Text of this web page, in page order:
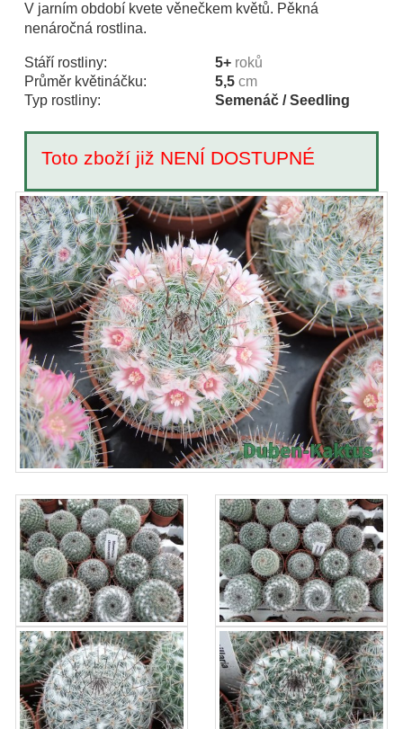
V jarním období kvete věnečkem květů. Pěkná
nenáročná rostlina.
Stáří rostliny: 5+ roků
Průměr květináčku:
5,5 cm
Typ rostliny:
Semenáč / Seedling
Toto zboží již NENÍ DOSTUPNÉ